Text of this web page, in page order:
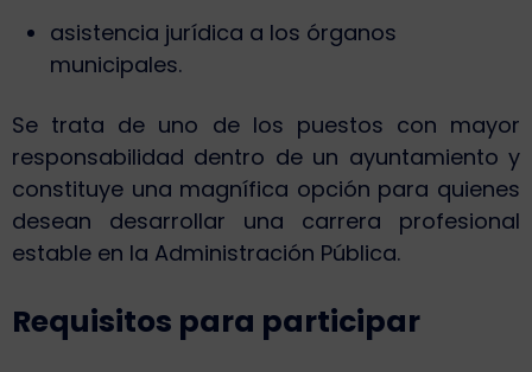
asistencia jurídica a los órganos
municipales.
Se trata de uno de los puestos con mayor
responsabilidad dentro de un ayuntamiento y
constituye una magnífica opción para quienes
desean desarrollar una carrera profesional
estable en la Administración Pública.
Requisitos para participar